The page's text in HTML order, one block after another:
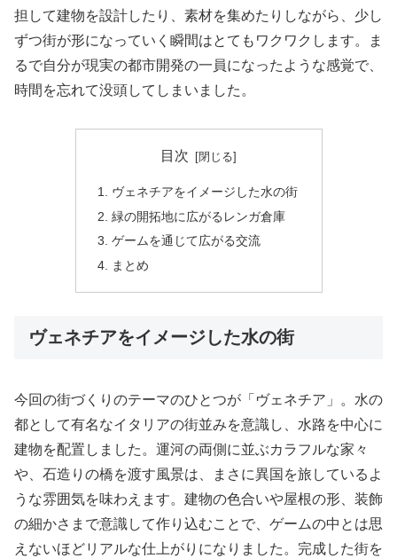
担して建物を設計したり、素材を集めたりしながら、少し
ずつ街が形になっていく瞬間はとてもワクワクします。ま
るで自分が現実の都市開発の一員になったような感覚で、
時間を忘れて没頭してしまいました。
目次
ヴェネチアをイメージした水の街
緑の開拓地に広がるレンガ倉庫
ゲームを通じて広がる交流
まとめ
ヴェネチアをイメージした水の街
今回の街づくりのテーマのひとつが「ヴェネチア」。水の
都として有名なイタリアの街並みを意識し、水路を中心に
建物を配置しました。運河の両側に並ぶカラフルな家々
や、石造りの橋を渡す風景は、まさに異国を旅しているよ
うな雰囲気を味わえます。建物の色合いや屋根の形、装飾
の細かさまで意識して作り込むことで、ゲームの中とは思
えないほどリアルな仕上がりになりました。完成した街を